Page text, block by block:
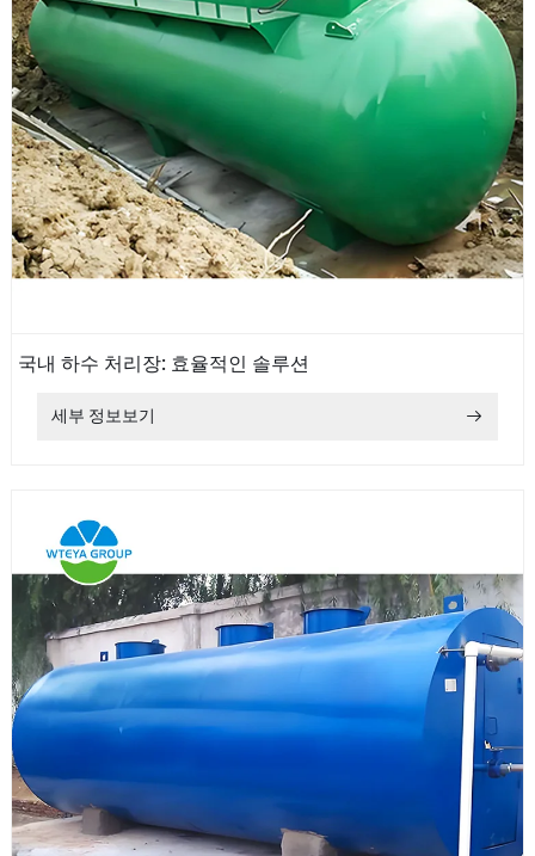
국내 하수 처리장: 효율적인 솔루션
세부 정보보기